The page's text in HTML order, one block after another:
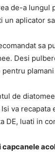
de-a lungul
un aplicator
sa
Desi
de
Isi va recapata
DE, luati in
capcanele